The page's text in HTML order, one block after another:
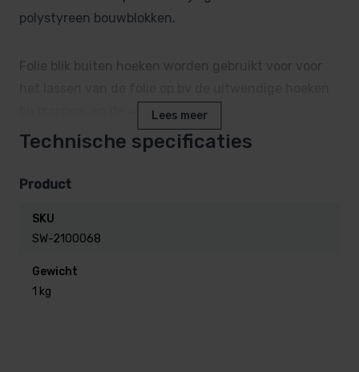
polystyreen bouwblokken.
Folie blik buiten hoeken worden gebruikt voor voor
bij trappen, en de wandenLees meer
Technische specificaties
Product
SKU
SW-2100068
Gewicht
1 kg